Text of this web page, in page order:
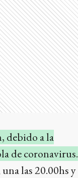
debido a la
de coronavirus.
las 20.00hs y